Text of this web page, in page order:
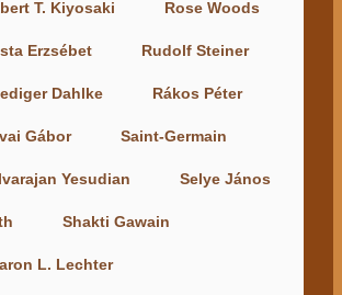
T. Kiyosaki Rose Woods
Erzsébet Rudolf Steiner
Dahlke Rákos Péter
Gábor Saint-Germain
Yesudian Selye János
Shakti Gawain
L. Lechter